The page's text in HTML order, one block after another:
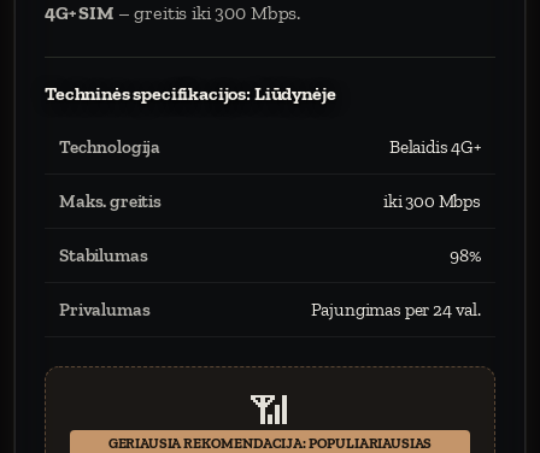
4G+ SIM– greitis iki 300 Mbps.
Techninės specifikacijos: Liūdynėje
Technologija Belaidis 4G+
Maks. greitis iki 300 Mbps
Stabilumas 98%
Privalumas Pajungimas per 24 val.
📶
GERIAUSIA REKOMENDACIJA: POPULIARIAUSIAS